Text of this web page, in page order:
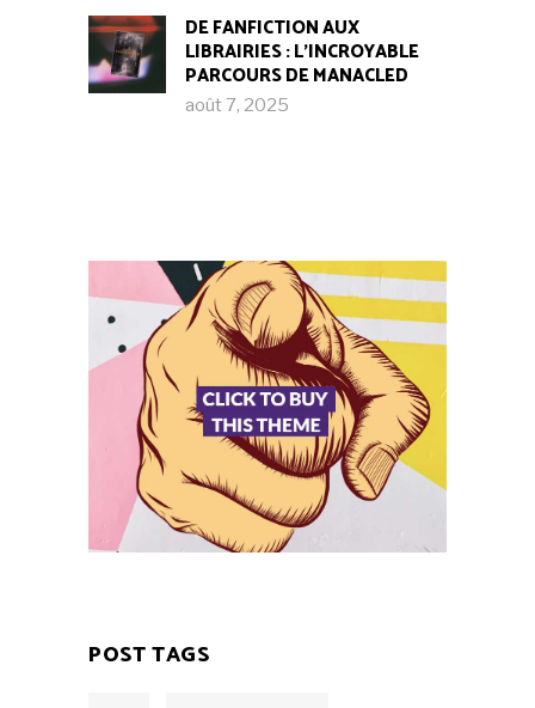
DE FANFICTION AUX
LIBRAIRIES : L’INCROYABLE
PARCOURS DE MANACLED
août 7, 2025
POST TAGS